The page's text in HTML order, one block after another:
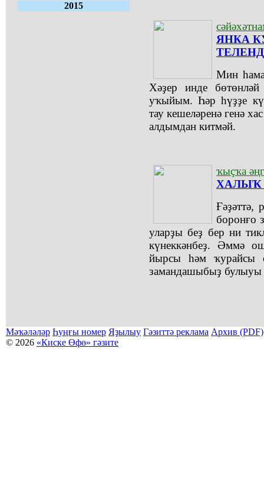
2015
ЯНКА
Мин
Хәҙер инде
уҡыйым. Һәр һүҙҙе
тау кешеләренә генә
алдымдан китмәй.
ҡыҫҡа
Ғәҙәттә,
боронғо
уларҙы беҙ бер ни
күнеккәнбеҙ. Әммә
йырсы һәм ҡурайсы
замандашыбыҙ булыуы
Мәҡәләләр Һуңғы номер Яҙылыу Гәзиттә реклама Архив (PDF)
© 2026 «Киске Өфө» гәзите